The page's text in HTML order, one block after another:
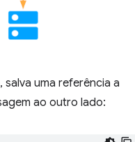
uma referência a
ao outro lado: